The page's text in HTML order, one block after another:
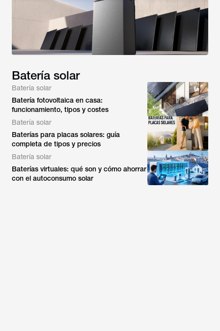
Batería solar
Batería solar
Batería fotovoltaica en casa:
funcionamiento, tipos y costes
Batería solar
Baterías para placas solares: guía
completa de tipos y precios
Batería solar
Baterías virtuales: qué son y cómo ahorrar
con el autoconsumo solar